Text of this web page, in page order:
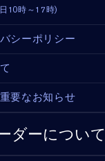
10時～17時)
シーポリシー
要なお知らせ
ダーについて